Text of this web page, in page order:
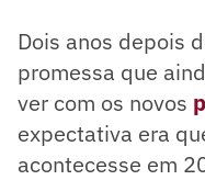
Dois anos depois
promessa que
ver com os novos
expectativa era
acontecesse em